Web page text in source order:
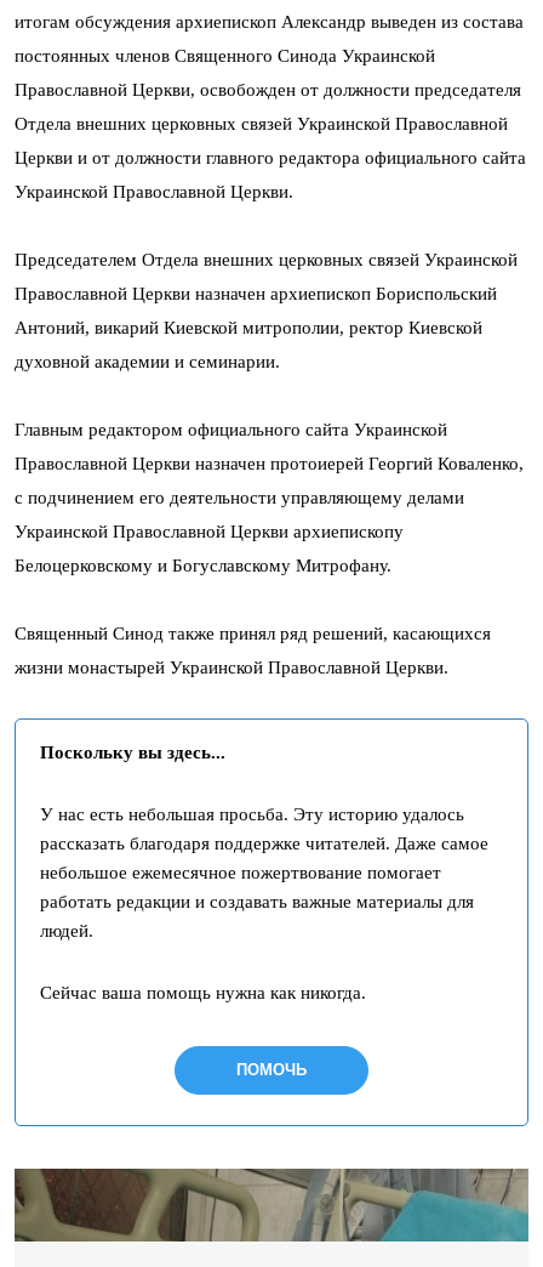
итогам обсуждения архиепископ Александр выведен из состава
постоянных членов Священного Синода Украинской
Православной Церкви, освобожден от должности председателя
Отдела внешних церковных связей Украинской Православной
Церкви и от должности главного редактора официального сайта
Украинской Православной Церкви.
Председателем Отдела внешних церковных связей Украинской
Православной Церкви назначен архиепископ Бориспольский
Антоний, викарий Киевской митрополии, ректор Киевской
духовной академии и семинарии.
Главным редактором официального сайта Украинской
Православной Церкви назначен протоиерей Георгий Коваленко,
с подчинением его деятельности управляющему делами
Украинской Православной Церкви архиепископу
Белоцерковскому и Богуславскому Митрофану.
Священный Синод также принял ряд решений, касающихся
жизни монастырей Украинской Православной Церкви.
Поскольку вы здесь...
У нас есть небольшая просьба. Эту историю удалось
рассказать благодаря поддержке читателей. Даже самое
небольшое ежемесячное пожертвование помогает
работать редакции и создавать важные материалы для
людей.
Сейчас ваша помощь нужна как никогда.
ПОМОЧЬ